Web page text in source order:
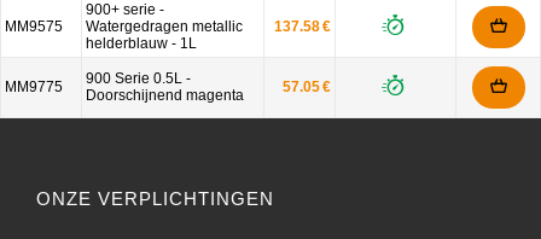
MM9575
900+ serie -
Watergedragen metallic
helderblauw - 1L
137.58 €
MM9775
900 Serie 0.5L -
Doorschijnend magenta
57.05 €
ONZE VERPLICHTINGEN